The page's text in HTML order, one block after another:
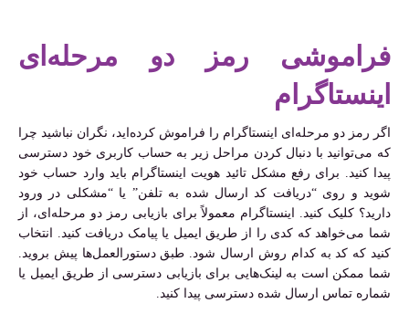
فراموشی رمز دو مرحله‌ای
اینستاگرام
اگر رمز دو مرحله‌ای اینستاگرام را فراموش کرده‌اید، نگران نباشید چرا
که می‌توانید با دنبال کردن مراحل زیر به حساب کاربری خود دسترسی
پیدا کنید. برای رفع مشکل تائید هویت اینستاگرام باید وارد حساب خود
شوید و روی “دریافت کد ارسال شده به تلفن” یا “مشکلی در ورود
دارید؟ کلیک کنید. اینستاگرام معمولاً برای بازیابی رمز دو مرحله‌ای، از
شما می‌خواهد که کدی را از طریق ایمیل یا پیامک دریافت کنید. انتخاب
کنید که کد به کدام روش ارسال شود. طبق دستورالعمل‌ها پیش بروید.
شما ممکن است به لینک‌هایی برای بازیابی دسترسی از طریق ایمیل یا
شماره تماس ارسال شده دسترسی پیدا کنید.